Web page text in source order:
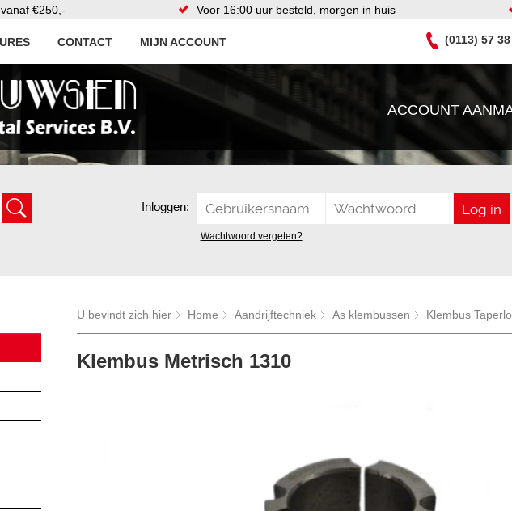
€250,- Voor 16:00 uur besteld, morgen in huis
CONTACT MIJN ACCOUNT (0113) 57
ACCOUNT
Inloggen:
Wachtwoord vergeten?
U bevindt zich hier Home Aandrijftechniek As klembussen Klembus
Klembus Metrisch 1310